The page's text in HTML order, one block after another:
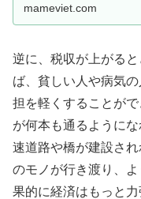
mameviet.com
逆に、税収が上がる
ば、貧しい人や病気
担を軽くすることが
が何本も通るように
速道路や橋が建設さ
のモノが行き渡り、
果的に経済はもっと